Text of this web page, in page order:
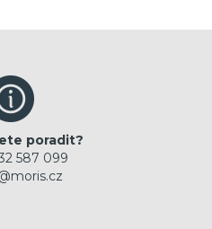
poradit?
587 099